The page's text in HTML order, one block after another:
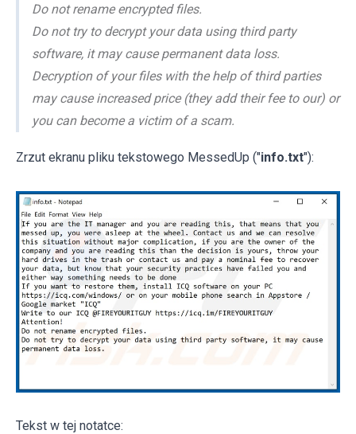
Do not rename encrypted files.
Do not try to decrypt your data using third party
software, it may cause permanent data loss.
Decryption of your files with the help of third parties
may cause increased price (they add their fee to our) or
you can become a victim of a scam.
Zrzut ekranu pliku tekstowego MessedUp ("info.txt"):
Tekst w tej notatce: